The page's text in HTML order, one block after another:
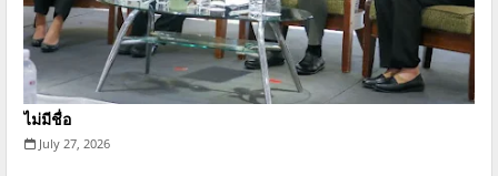
ไม่มีชื่อ
July 27, 2026